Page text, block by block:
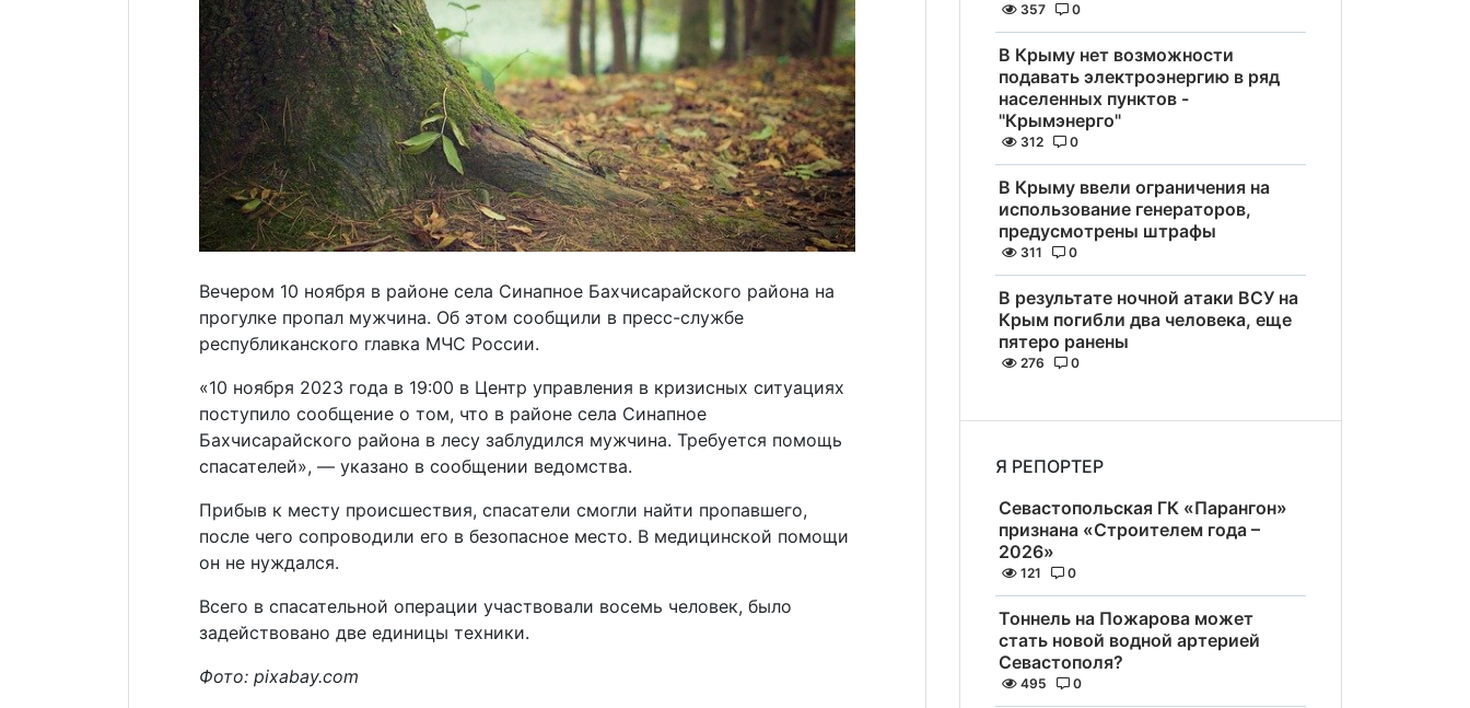
Вечером 10 ноября в районе села Синапное Бахчисарайского района на
прогулке пропал мужчина. Об этом сообщили в пресс-службе
республиканского главка МЧС России.
«10 ноября 2023 года в 19:00 в Центр управления в кризисных ситуациях
поступило сообщение о том, что в районе села Синапное
Бахчисарайского района в лесу заблудился мужчина. Требуется помощь
спасателей», — указано в сообщении ведомства.
Прибыв к месту происшествия, спасатели смогли найти пропавшего,
после чего сопроводили его в безопасное место. В медицинской помощи
он не нуждался.
Всего в спасательной операции участвовали восемь человек, было
задействовано две единицы техники.
Фото: pixabay.com
357 0
В Крыму нет возможности
подавать электроэнергию в ряд
населенных пунктов -
"Крымэнерго"
312 0
В Крыму ввели ограничения на
использование генераторов,
предусмотрены штрафы
311 0
В результате ночной атаки ВСУ на
Крым погибли два человека, еще
пятеро ранены
276 0
Я РЕПОРТЕР
Севастопольская ГК «Парангон»
признана «Строителем года –
2026»
121 0
Тоннель на Пожарова может
стать новой водной артерией
Севастополя?
495 0